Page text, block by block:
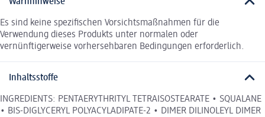
Es sind keine spezifischen Vorsichtsmaßnahmen für die
Verwendung dieses Produkts unter normalen oder
vernünftigerweise vorhersehbaren Bedingungen erforderlich.
Inhaltsstoffe
INGREDIENTS: PENTAERYTHRITYL TETRAISOSTEARATE • SQUALANE
• BIS-DIGLYCERYL POLYACYLADIPATE-2 • DIMER DILINOLEYL DIMER